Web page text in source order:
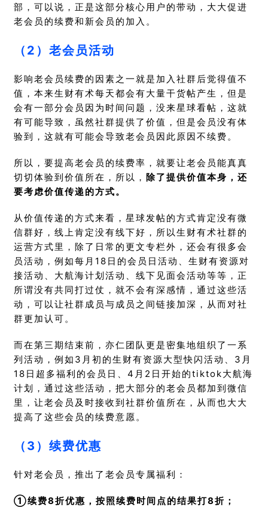
部，可以说，正是这部分核心用户的带动，大大促进
老会员的续费和新会员的加入。
（2）老会员活动
影响老会员续费的因素之一就是加入社群后觉得值不
值，本来生财有术每天都会有大量干货帖产生，但是
会有一部分会员因为时间问题，没来星球看帖，这就
有可能导致，虽然社群提供了价值，但是会员没有体
验到，这就有可能会导致老会员因此原因不续费。
所以，要提高老会员的续费率，就要让老会员能真真
切切体验到价值所在，所以， 除了提供价值本身，还
要考虑价值传递的方式。
从价值传递的方式来看，星球发帖的方式肯定没有微
信群好，线上肯定没有线下好，所以生财有术社群的
运营方式里，除了日常的更文专栏外，还会有很多会
员活动，例如每月18日的会员日活动、生财有资源对
接活动、大航海计划活动、线下见面会活动等等，正
所谓没有共同打过仗，就不会有深感情，通过这些活
动，可以让社群成员与成员之间链接加深，从而对社
群更加认可。
而在第三期结束前，亦仁团队更是密集地组织了一系
列活动，例如 3月初的生财有资源大型快闪活动
、3月
18日超多福利的会员日、4月2日开始的tiktok大航海
计划，通过这些活动，把大部分的老会员都加到微信
里，让老会员及时接收到社群价值所在，从而也大大
提高了这些会员的续费意愿。
（3）续费优惠
针对老会员，推出了老会员专属福利：
①续费8折优惠，按照续费时间点的结果打8折；